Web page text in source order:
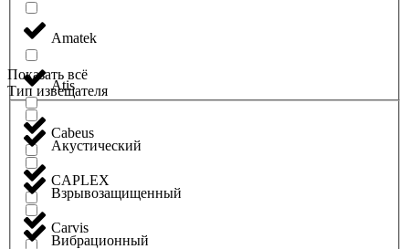
Amatek
Atis
Cabeus
CAPLEX
Carvis
Показать всё
Тип извещателя
Акустический
Взрывозащищенный
Вибрационный